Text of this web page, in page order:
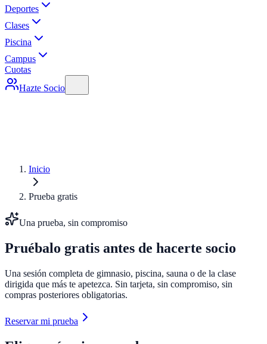
Deportes
Clases
Piscina
Campus
Cuotas
Hazte Socio
Inicio
Prueba gratis
Una prueba, sin compromiso
Pruébalo gratis antes de hacerte socio
Una sesión completa de gimnasio, piscina, sauna o de la clase
dirigida que más te apetezca. Sin tarjeta, sin compromiso, sin
compras posteriores obligatorias.
Reservar mi prueba